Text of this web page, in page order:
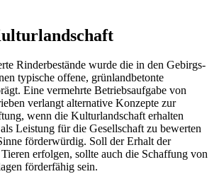
Rinderbestände wurde die in den Gebirgs-
typische offene, grünlandbetonte
Eine vermehrte Betriebsaufgabe von
verlangt alternative Konzepte zur
wenn die Kulturlandschaft erhalten
Leistung für die Gesellschaft zu bewerten
förderwürdig. Soll der Erhalt der
erfolgen, sollte auch die Schaffung von
förderfähig sein.